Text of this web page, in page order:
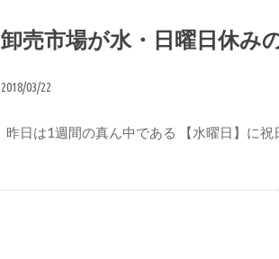
卸売市場が水・日曜日休み
2018/03/22
昨日は1週間の真ん中である 【水曜日】に祝